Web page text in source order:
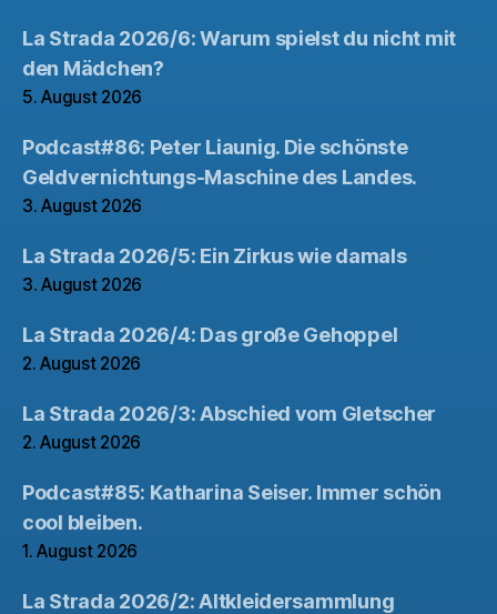
La Strada 2026/6: Warum spielst du nicht mit
den Mädchen?
5. August 2026
Podcast#86: Peter Liaunig. Die schönste
Geldvernichtungs-Maschine des Landes.
3. August 2026
La Strada 2026/5: Ein Zirkus wie damals
3. August 2026
La Strada 2026/4: Das große Gehoppel
2. August 2026
La Strada 2026/3: Abschied vom Gletscher
2. August 2026
Podcast#85: Katharina Seiser. Immer schön
cool bleiben.
1. August 2026
La Strada 2026/2: Altkleidersammlung